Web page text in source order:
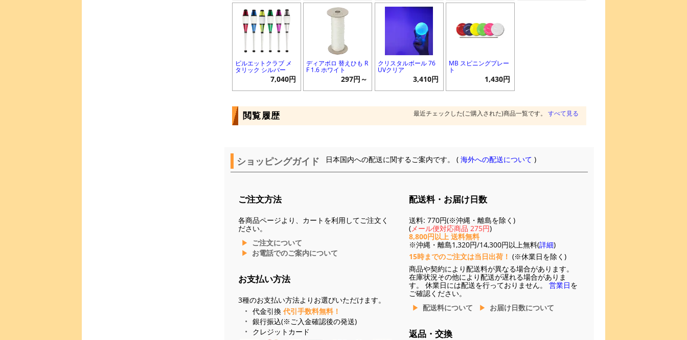
ピルエットクラブ メ
タリック シルバー
7,040円
ディアボロ 替えひも R
F 1.6 ホワイト
297円～
クリスタルボール 76
UVクリア
3,410円
MB スピニングプレー
ト
1,430円
閲覧履歴 最近チェックした(ご購入された)商品一覧です。 すべて見る
ショッピングガイド 日本国内への配送に関するご案内です。 (海外への配送について )
ご注文方法
各商品ページより、カートを利用してご注文く
ださい。
ご注文について
お電話でのご案内について
お支払い方法
3種のお支払い方法よりお選びいただけます。
代金引換 代引手数料無料！
銀行振込(※ご入金確認後の発送)
クレジットカード
配送料・お届け日数
送料: 770円(※沖縄・離島を除く)
(メール便対応商品 275円)
8,800円以上 送料無料
※沖縄・離島1,320円/14,300円以上無料(詳細)
15時までのご注文は当日出荷！ (※休業日を除く)
商品や契約により配送料が異なる場合があります。
在庫状況その他により配送が遅れる場合がありま
す。 休業日には配送を行っておりません。 営業日を
ご確認ください。
配送料について
お届け日数について
返品・交換